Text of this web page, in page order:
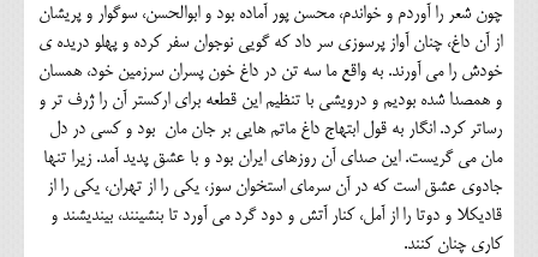
چون شعر را آوردم و خواندم، محسن پور آماده بود و ابوالحسن، سوگوار و پریشان
از آن داغ، چنان آواز پرسوزی سر داد که گویی نوجوان سفر کرده‌ و پهلو دریده‌ ی
خودش را می آورند. به واقع ما سه تن در داغ خون پسران سرزمین خود، همسان
و همصدا شده بودیم و درویشی با تنظیم این قطعه برای ارکستر آن را ژرف تر و
رساتر کرد. انگار به قول ابتهاج داغ ماتم هایی بر جان مان بود و کسی در دل
مان می گریست. این صدای آن روزهای ایران بود و با عشق پدید آمد. زیرا تنها
جادوی عشق است که در آن سرمای استخوان سوز، یکی را از تهران، یکی را از
قادیکلا و دوتا را از آمل، کنار آتش و دود گرد می آورد تا بنشینند، بیندیشند و
کاری چنان کنند.